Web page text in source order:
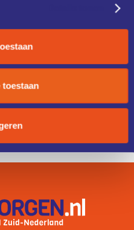
toestaan
FONDSEN &